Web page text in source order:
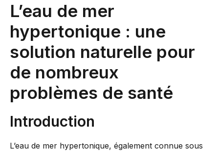
L’eau de mer
hypertonique : une
solution naturelle pour
de nombreux
problèmes de santé
Introduction
L’eau de mer hypertonique, également connue sous